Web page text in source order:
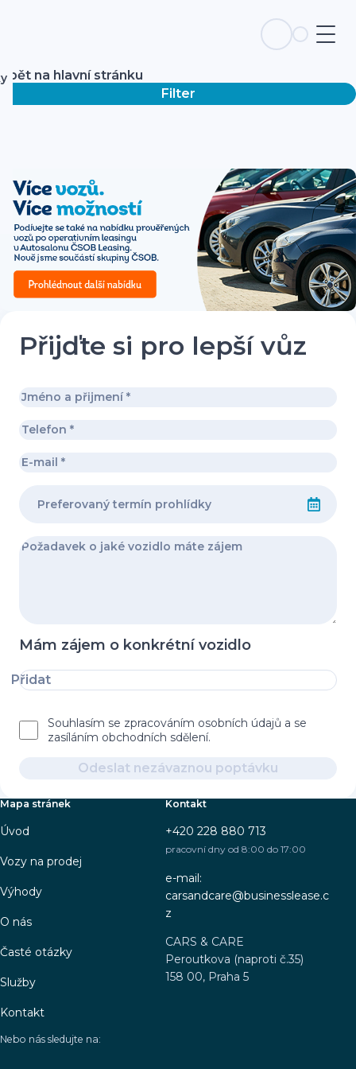
Zpět na hlavní stránku
Filter
Přijďte si pro lepší vůz
Mám zájem o konkrétní vozidlo
Přidat
Souhlasím se zpracováním osobních údajů a se
zasíláním obchodních sdělení.
Odeslat nezávaznou poptávku
Mapa stránek
Úvod
Vozy na prodej
Výhody
O nás
Časté otázky
Služby
Kontakt
Kontakt
+420 228 880 713
pracovní dny od 8:00 do 17:00
e-mail:
carsandcare@businesslease.c
z
CARS & CARE
Peroutkova (naproti č.35)
158 00, Praha 5
Nebo nás sledujte na: